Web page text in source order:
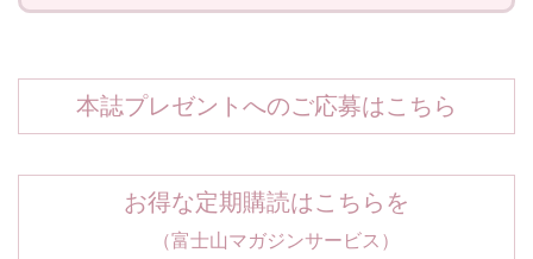
本誌プレゼントへのご応募はこちら
お得な定期購読はこちらを
（富士山マガジンサービス）